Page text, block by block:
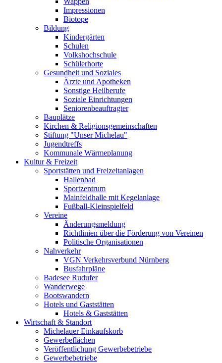
Impressionen
Biotope
Bildung
Kindergärten
Schulen
Volkshochschule
Schülerhorte
Gesundheit und Soziales
Ärzte und Apotheken
Sonstige Heilberufe
Soziale Einrichtungen
Seniorenbeauftragter
Bauplätze
Kirchen & Religionsgemeinschaften
Stiftung "Unser Michelau"
Jugendtreffs
Kommunale Wärmeplanung
Kultur & Freizeit
Sportstätten und Freizeitanlagen
Hallenbad
Sportzentrum
Mainfeldhalle mit Kegelanlage
Fußball-Kleinspielfeld
Vereine
Änderungsmeldung
Richtlinien über die Förderung von Vereinen
Politische Organisationen
Nahverkehr
VGN Verkehrsverbund Nürnberg
Busfahrpläne
Badesee Rudufer
Wanderwege
Bootswandern
Hotels und Gaststätten
Hotels & Gaststätten
Wirtschaft & Standort
Michelauer Einkaufskorb
Gewerbeflächen
Veröffentlichung Gewerbebetriebe
Gewerbebetriebe